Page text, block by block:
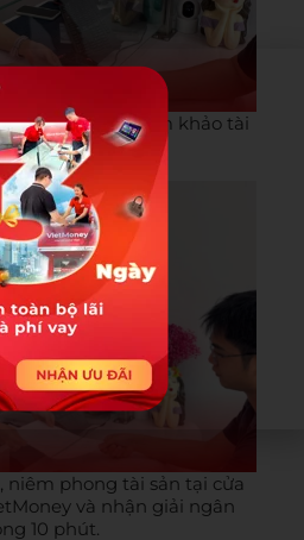
trợ định giá tham khảo tài
tư vấn dịch vụ.
niêm phong tài sản tại cửa
và nhận giải ngân
10 phút.